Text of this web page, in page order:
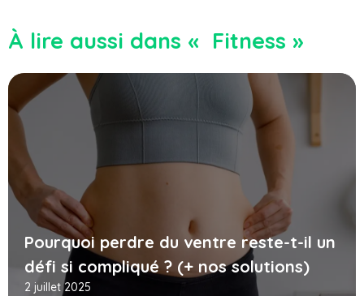
À lire aussi dans « Fitness »
Pourquoi perdre du ventre reste-t-il un
défi si compliqué ? (+ nos solutions)
2 juillet 2025